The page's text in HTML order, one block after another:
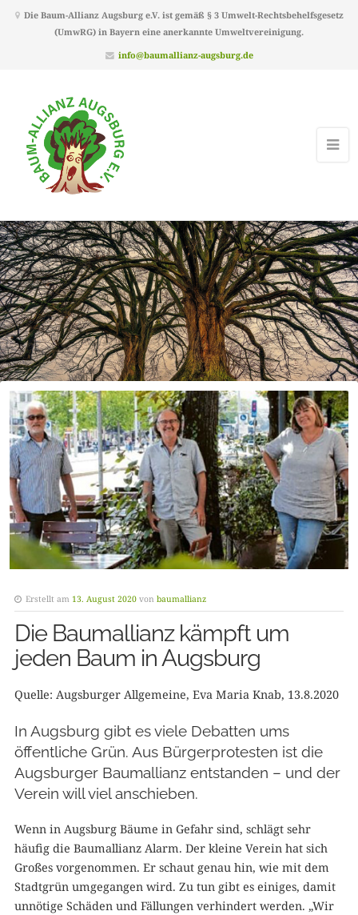
Die Baum-Allianz Augsburg e.V. ist gemäß § 3 Umwelt-Rechtsbehelfsgesetz
(UmwRG) in Bayern eine anerkannte Umweltvereinigung.
info@baumallianz-augsburg.de
Erstellt am 13. August 2020 von baumallianz
Die Baumallianz kämpft um
jeden Baum in Augsburg
Quelle: Augsburger Allgemeine, Eva Maria Knab, 13.8.2020
In Augsburg gibt es viele Debatten ums
öffentliche Grün. Aus Bürgerprotesten ist die
Augsburger Baumallianz entstanden – und der
Verein will viel anschieben.
Wenn in Augsburg Bäume in Gefahr sind, schlägt sehr
häufig die Baumallianz Alarm. Der kleine Verein hat sich
Großes vorgenommen. Er schaut genau hin, wie mit dem
Stadtgrün umgegangen wird. Zu tun gibt es einiges, damit
unnötige Schäden und Fällungen verhindert werden. „Wir